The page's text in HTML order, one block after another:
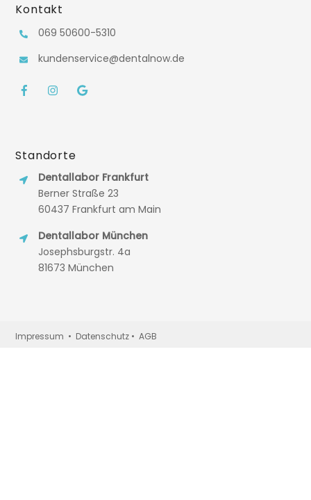
Kontakt
069 50600-5310
kundenservice@dentalnow.de
FacebookInstagramGoogle
Standorte
Dentallabor Frankfurt
Berner Straße 23
60437 Frankfurt am Main
Dentallabor München
Josephsburgstr. 4a
81673 München
Impressum • Datenschutz • AGB